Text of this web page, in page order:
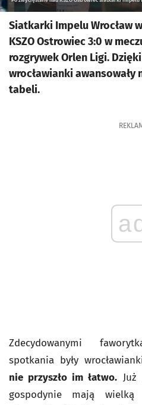
Siatkarki Impelu Wrocław
KSZO Ostrowiec 3:0 w
rozgrywek Orlen Ligi.
wrocławianki awansowały
tabeli.
Zdecydowanymi
spotkania były
nie przyszło im łatwo. Już
gospodynie mają